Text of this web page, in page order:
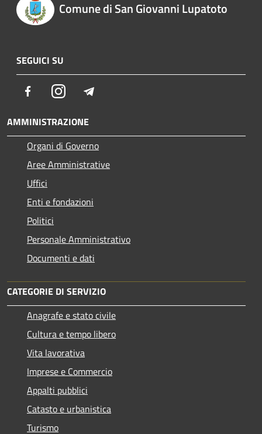
Comune di San Giovanni Lupatoto
SEGUICI SU
FacebookInstagram
AMMINISTRAZIONE
Organi di Governo
Aree Amministrative
Uffici
Enti e fondazioni
Politici
Personale Amministrativo
Documenti e dati
CATEGORIE DI SERVIZIO
Anagrafe e stato civile
Cultura e tempo libero
Vita lavorativa
Imprese e Commercio
Appalti pubblici
Catasto e urbanistica
Turismo